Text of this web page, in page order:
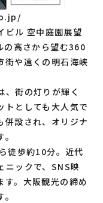
ビル 空中庭園展望
の高さから望む360
街や遠くの明石海峡
、街の灯りが輝く
トとしても大人気で
併設され、オリジナ
徒歩約10分。近代
ニックで、SNS映
す。大阪観光の締め